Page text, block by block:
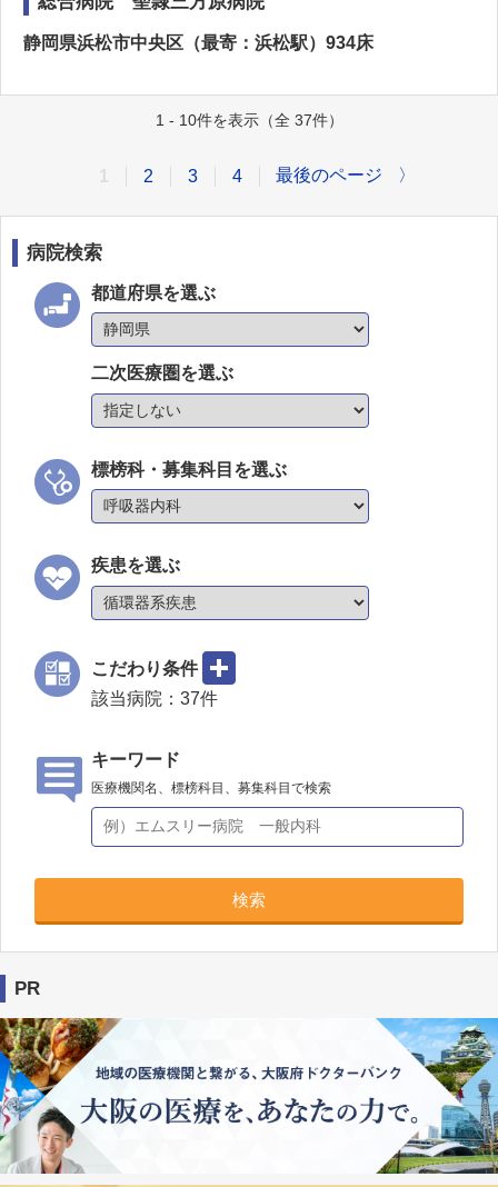
静岡県浜松市中央区（最寄：浜松駅）934床
1 - 10件を表示（全 37件）
2 3 4 最後のページ 〉
病院検索
都道府県を選ぶ
二次医療圏を選ぶ
標榜科・募集科目を選ぶ
疾患を選ぶ
こだわり条件
該当病院： 37件
キーワード
医療機関名、標榜科目、募集科目で検索
検索
PR